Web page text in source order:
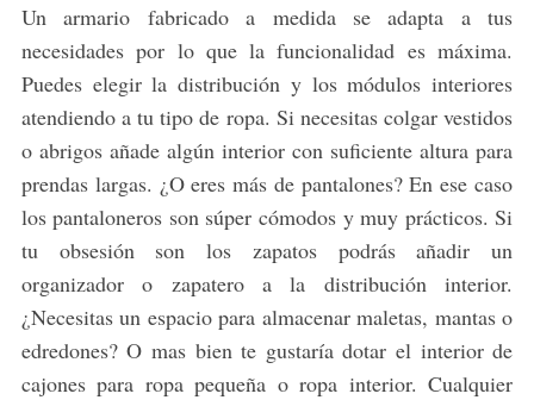
Un armario fabricado a medida se adapta a tus
necesidades por lo que la funcionalidad es máxima.
Puedes elegir la distribución y los módulos interiores
atendiendo a tu tipo de ropa. Si necesitas colgar vestidos
o abrigos añade algún interior con suficiente altura para
prendas largas. ¿O eres más de pantalones? En ese caso
los pantaloneros son súper cómodos y muy prácticos. Si
tu obsesión son los zapatos podrás añadir un
organizador o zapatero a la distribución interior.
¿Necesitas un espacio para almacenar maletas, mantas o
edredones? O mas bien te gustaría dotar el interior de
cajones para ropa pequeña o ropa interior. Cualquier